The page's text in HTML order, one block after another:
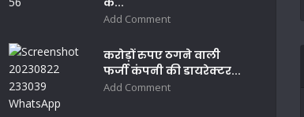
Add Comment
करोड़ों रुपए ठगने वाली
फर्जी कंपनी की डायरेक्टर...
Add Comment